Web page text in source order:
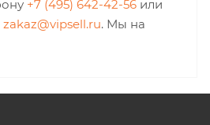
+7 (495) 642-42-56 или
zakaz@vipsell.ru. Мы на